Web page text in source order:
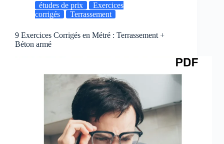
sur
Pile
Pont
études de prix
Exercices
corrigés
Terrassement
9 Exercices Corrigés en Métré : Terrassement +
Béton armé